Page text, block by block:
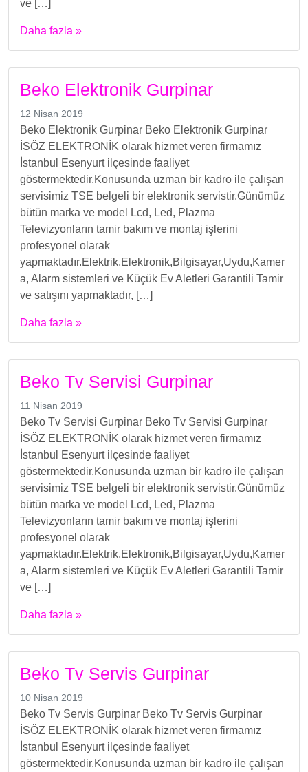
ve […]
Daha fazla »
Beko Elektronik Gurpinar
12 Nisan 2019
Beko Elektronik Gurpinar Beko Elektronik Gurpinar
İSÖZ ELEKTRONİK olarak hizmet veren firmamız
İstanbul Esenyurt ilçesinde faaliyet
göstermektedir.Konusunda uzman bir kadro ile çalışan
servisimiz TSE belgeli bir elektronik servistir.Günümüz
bütün marka ve model Lcd, Led, Plazma
Televizyonların tamir bakım ve montaj işlerini
profesyonel olarak
yapmaktadır.Elektrik,Elektronik,Bilgisayar,Uydu,Kamer
a, Alarm sistemleri ve Küçük Ev Aletleri Garantili Tamir
ve satışını yapmaktadır, […]
Daha fazla »
Beko Tv Servisi Gurpinar
11 Nisan 2019
Beko Tv Servisi Gurpinar Beko Tv Servisi Gurpinar
İSÖZ ELEKTRONİK olarak hizmet veren firmamız
İstanbul Esenyurt ilçesinde faaliyet
göstermektedir.Konusunda uzman bir kadro ile çalışan
servisimiz TSE belgeli bir elektronik servistir.Günümüz
bütün marka ve model Lcd, Led, Plazma
Televizyonların tamir bakım ve montaj işlerini
profesyonel olarak
yapmaktadır.Elektrik,Elektronik,Bilgisayar,Uydu,Kamer
a, Alarm sistemleri ve Küçük Ev Aletleri Garantili Tamir
ve […]
Daha fazla »
Beko Tv Servis Gurpinar
10 Nisan 2019
Beko Tv Servis Gurpinar Beko Tv Servis Gurpinar
İSÖZ ELEKTRONİK olarak hizmet veren firmamız
İstanbul Esenyurt ilçesinde faaliyet
göstermektedir.Konusunda uzman bir kadro ile çalışan